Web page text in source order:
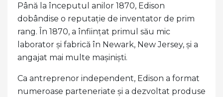
Până la începutul anilor 1870, Edison
dobândise o reputație de inventator de prim
rang. În 1870, a înființat primul său mic
laborator și fabrică în Newark, New Jersey, și a
angajat mai multe mașiniști.
Ca antreprenor independent, Edison a format
numeroase parteneriate și a dezvoltat produse